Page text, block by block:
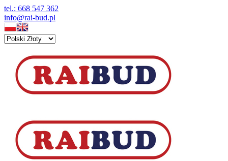
tel.: 668 547 362
info@rai-bud.pl